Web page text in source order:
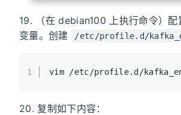
19. （在 debian100 上执行命令）
变量。创建
/etc/profile.d/
1 vim /etc/profile.d/
20. 复制如下内容：